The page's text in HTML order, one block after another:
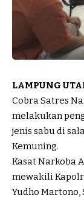
LAMPUNG
Cobra Satres
melakukan
jenis sabu di
Kemuning.
Kasat Narkoba
mewakili
Yudho Martono,